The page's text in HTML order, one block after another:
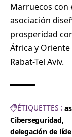
Marruecos con
asociación
prosperidad
África y
Rabat-Tel Aviv.
ÉTIQUETTES :
Ciberseguridad
delegación de